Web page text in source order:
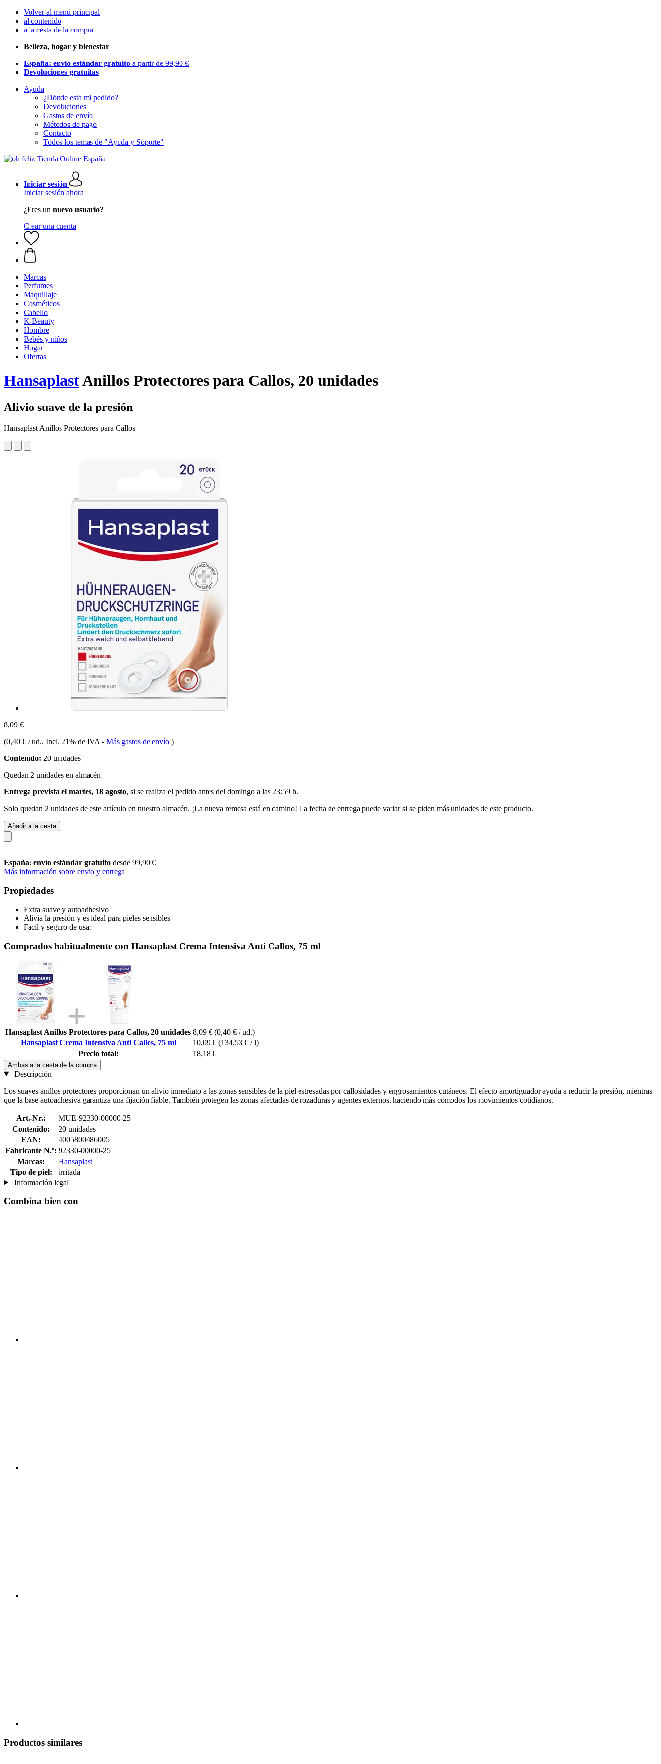
Volver al menú principal
al contenido
a la cesta de la compra
Belleza, hogar y bienestar
España: envío estándar gratuito a partir de 99,90 €
Devoluciones gratuitas
Ayuda
¿Dónde está mi pedido?
Devoluciones
Gastos de envío
Métodos de pago
Contacto
Todos los temas de "Ayuda y Soporte"
Iniciar sesión
Iniciar sesión ahora
¿Eres un nuevo usuario?
Crear una cuenta
Marcas
Perfumes
Maquillaje
Cosméticos
Cabello
K-Beauty
Hombre
Bebés y niños
Hogar
Ofertas
HansaplastAnillos Protectores para Callos, 20 unidades
Alivio suave de la presión
Hansaplast Anillos Protectores para Callos
8,09 €
(0,40 € / ud., Incl. 21% de IVA - Más gastos de envío )
Contenido: 20 unidades
Quedan 2 unidades en almacén
Entrega prevista el martes, 18 agosto, si se realiza el pedido antes del domingo a las 23:59 h.
Solo quedan 2 unidades de este artículo en nuestro almacén. ¡La nueva remesa está en camino! La fecha de entrega puede variar si se piden más unidades de este producto.
Añadir a la cesta
España: envío estándar gratuito desde 99,90 €
Más información sobre envío y entrega
Propiedades
Extra suave y autoadhesivo
Alivia la presión y es ideal para pieles sensibles
Fácil y seguro de usar
Comprados habitualmente con Hansaplast Crema Intensiva Anti Callos, 75 ml
Hansaplast Anillos Protectores para Callos, 20 unidades 8,09 € (0,40 € / ud.)
Hansaplast Crema Intensiva Anti Callos, 75 ml
10,09 € (134,53 € / l)
Precio total:
18,18 €
Ambas a la cesta de la compra
Descripción
Los suaves anillos protectores proporcionan un alivio inmediato a las zonas sensibles de la piel estresadas por callosidades y engrosamientos cutáneos. El efecto amortiguador ayuda a reducir la presión, mientras
que la base autoadhesiva garantiza una fijación fiable. También protegen las zonas afectadas de rozaduras y agentes externos, haciendo más cómodos los movimientos cotidianos.
Art.-Nr.:
MUE-92330-00000-25
Contenido:
20 unidades
EAN:
4005800486005
Fabricante N.º: 92330-00000-25
Marcas:
Hansaplast
Tipo de piel:
irritada
Información legal
Combina bien con
Productos similares